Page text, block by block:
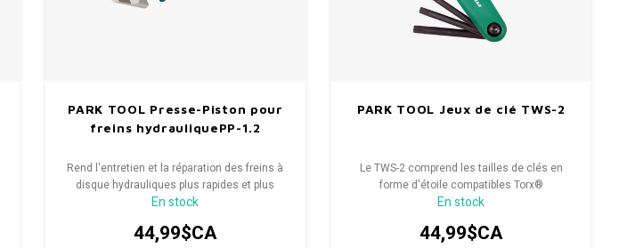
PARK TOOL Presse-Piston pour
freins hydrauliquePP-1.2
Rend l'entretien et la réparation des freins à
disque hydrauliques plus rapides et plus
faciles.
En stock
44,99$CA
PARK TOOL Jeux de clé TWS-2
Le TWS-2 comprend les tailles de clés en
forme d'étoile compatibles Torx®
actuellement utilisées sur les composants
En stock
44,99$CA